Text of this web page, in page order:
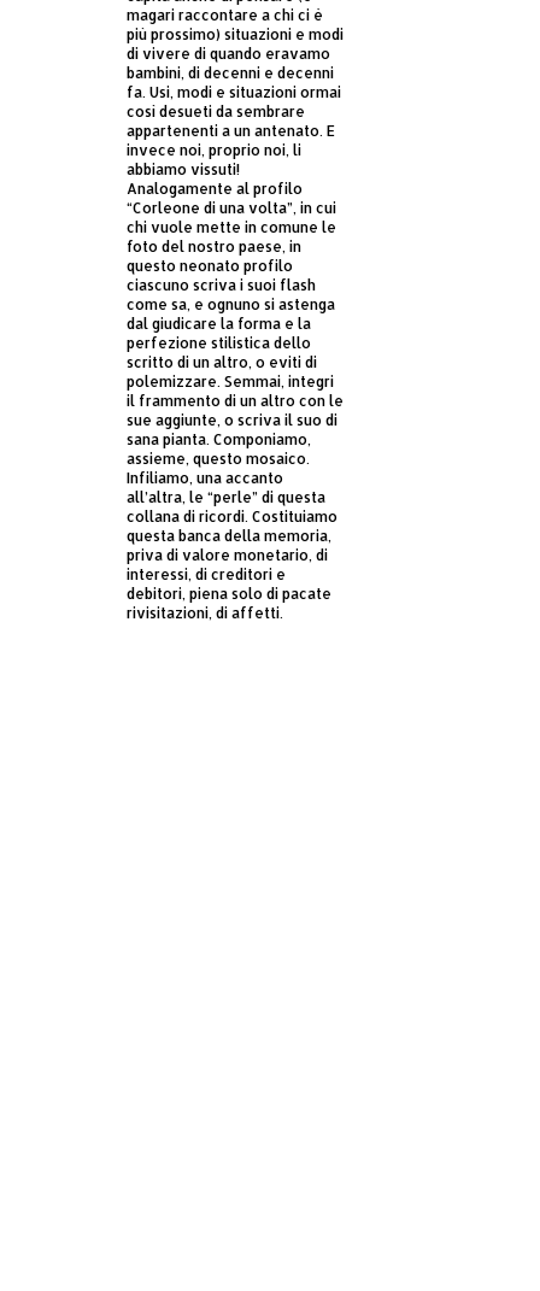
magari raccontare a chi ci è
più prossimo) situazioni e modi
di vivere di quando eravamo
bambini, di decenni e decenni
fa. Usi, modi e situazioni ormai
così desueti da sembrare
appartenenti a un antenato. E
invece noi, proprio noi, li
abbiamo vissuti!
Analogamente al profilo
“Corleone di una volta”, in cui
chi vuole mette in comune le
foto del nostro paese, in
questo neonato profilo
ciascuno scriva i suoi flash
come sa, e ognuno si astenga
dal giudicare la forma e la
perfezione stilistica dello
scritto di un altro, o eviti di
polemizzare. Semmai, integri
il frammento di un altro con le
sue aggiunte, o scriva il suo di
sana pianta. Componiamo,
assieme, questo mosaico.
Infiliamo, una accanto
all’altra, le “perle” di questa
collana di ricordi. Costituiamo
questa banca della memoria,
priva di valore monetario, di
interessi, di creditori e
debitori, piena solo di pacate
rivisitazioni, di affetti.